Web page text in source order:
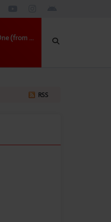
Dream As One (from Avatar: Fire and Ash)
RSS